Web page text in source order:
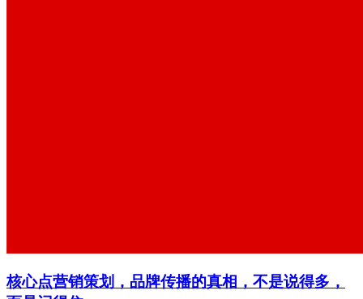
核心点营销策划，品牌传播的真相，不是说得多，